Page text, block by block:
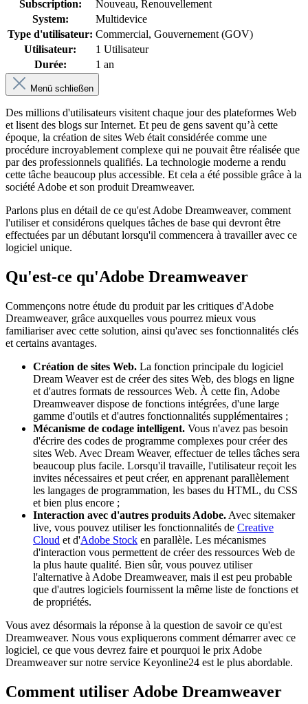
Subscription: Nouveau, Renouvellement
System:
Multidevice
Type d'utilisateur: Commercial, Gouvernement (GOV)
Utilisateur:
1 Utilisateur
Durée:
1 an
Menü schließen
Des millions d'utilisateurs visitent chaque jour des plateformes Web
et lisent des blogs sur Internet. Et peu de gens savent qu’à cette
époque, la création de sites Web était considérée comme une
procédure incroyablement complexe qui ne pouvait être réalisée que
par des professionnels qualifiés. La technologie moderne a rendu
cette tâche beaucoup plus accessible. Et cela a été possible grâce à la
société Adobe et son produit Dreamweaver.
Parlons plus en détail de ce qu'est Adobe Dreamweaver, comment
l'utiliser et considérons quelques tâches de base qui devront être
effectuées par un débutant lorsqu'il commencera à travailler avec ce
logiciel unique.
Qu'est-ce qu'Adobe Dreamweaver
Commençons notre étude du produit par les critiques d'Adobe
Dreamweaver, grâce auxquelles vous pourrez mieux vous
familiariser avec cette solution, ainsi qu'avec ses fonctionnalités clés
et certains avantages.
Création de sites Web. La fonction principale du logiciel
Dream Weaver est de créer des sites Web, des blogs en ligne
et d'autres formats de ressources Web. À cette fin, Adobe
Dreamweaver dispose de fonctions intégrées, d'une large
gamme d'outils et d'autres fonctionnalités supplémentaires ;
Mécanisme de codage intelligent. Vous n'avez pas besoin
d'écrire des codes de programme complexes pour créer des
sites Web. Avec Dream Weaver, effectuer de telles tâches sera
beaucoup plus facile. Lorsqu'il travaille, l'utilisateur reçoit les
invites nécessaires et peut créer, en apprenant parallèlement
les langages de programmation, les bases du HTML, du CSS
et bien plus encore ;
Interaction avec d'autres produits Adobe. Avec sitemaker
live, vous pouvez utiliser les fonctionnalités de Creative
Cloud et d'Adobe Stock en parallèle. Les mécanismes
d'interaction vous permettent de créer des ressources Web de
la plus haute qualité. Bien sûr, vous pouvez utiliser
l'alternative à Adobe Dreamweaver, mais il est peu probable
que d'autres logiciels fournissent la même liste de fonctions et
de propriétés.
Vous avez désormais la réponse à la question de savoir ce qu'est
Dreamweaver. Nous vous expliquerons comment démarrer avec ce
logiciel, ce que vous devrez faire et pourquoi le prix Adobe
Dreamweaver sur notre service Keyonline24 est le plus abordable.
Comment utiliser Adobe Dreamweaver